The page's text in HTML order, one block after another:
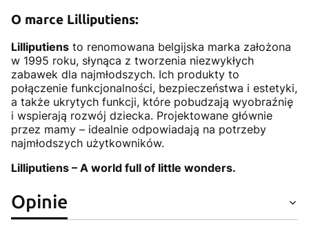
O marce Lilliputiens:
Lilliputiens to renomowana belgijska marka założona
w 1995 roku, słynąca z tworzenia niezwykłych
zabawek dla najmłodszych. Ich produkty to
połączenie funkcjonalności, bezpieczeństwa i estetyki,
a także ukrytych funkcji, które pobudzają wyobraźnię
i wspierają rozwój dziecka. Projektowane głównie
przez mamy – idealnie odpowiadają na potrzeby
najmłodszych użytkowników.
Lilliputiens – A world full of little wonders.
Opinie